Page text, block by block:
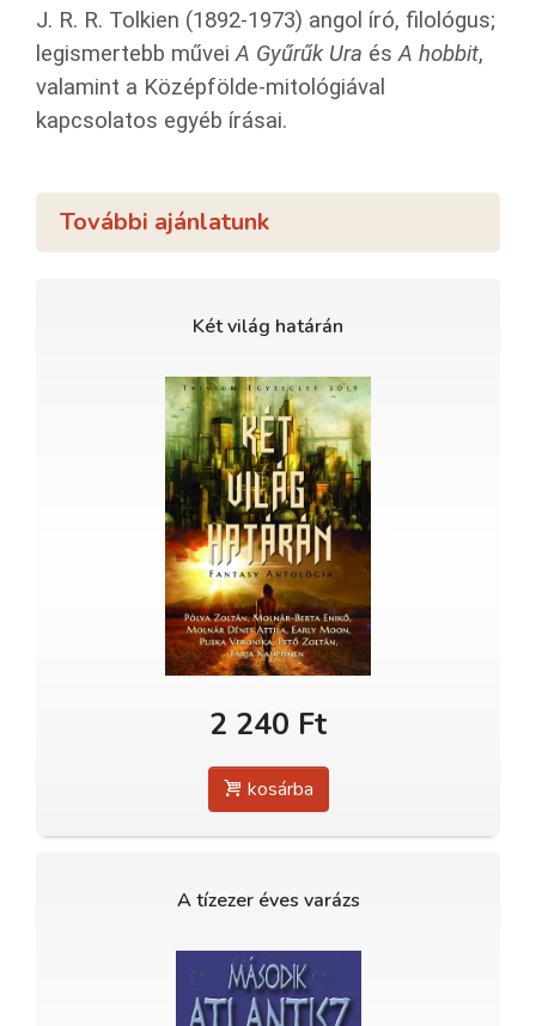
J. R. R. Tolkien (1892-1973) angol író, filológus;
legismertebb műveiA Gyűrűk Ura ésA hobbit,
valamint a Középfölde-mitológiával
kapcsolatos egyéb írásai.
További ajánlatunk
Két világ határán
2 240 Ft
kosárba
A tízezer éves varázs